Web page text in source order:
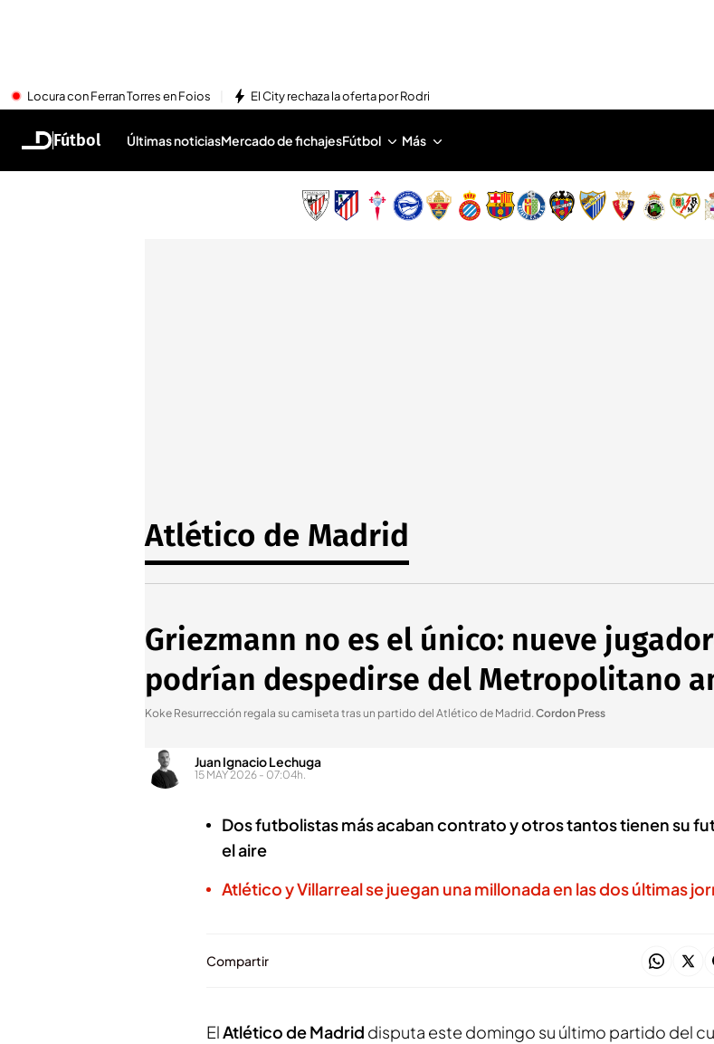
Locura con Ferran Torres en Foios El City rechaza la oferta por Rodri
Fútbol Últimas noticiasMercado de fichajesFútbol Más
Atlético de Madrid
Griezmann no es el único: nueve
podrían despedirse del Metropolitano
Koke Resurrección regala su camiseta tras un partido del Atlético de Madrid.Cordon Press
Juan Ignacio Lechuga
15 MAY 2026 - 07:04h.
Dos futbolistas más acaban contrato y otros tantos tienen su
el aire
Atlético y Villarreal se juegan una millonada en las dos últimas
Compartir
ElAtlético de Madrid disputa este domingo su último partido del